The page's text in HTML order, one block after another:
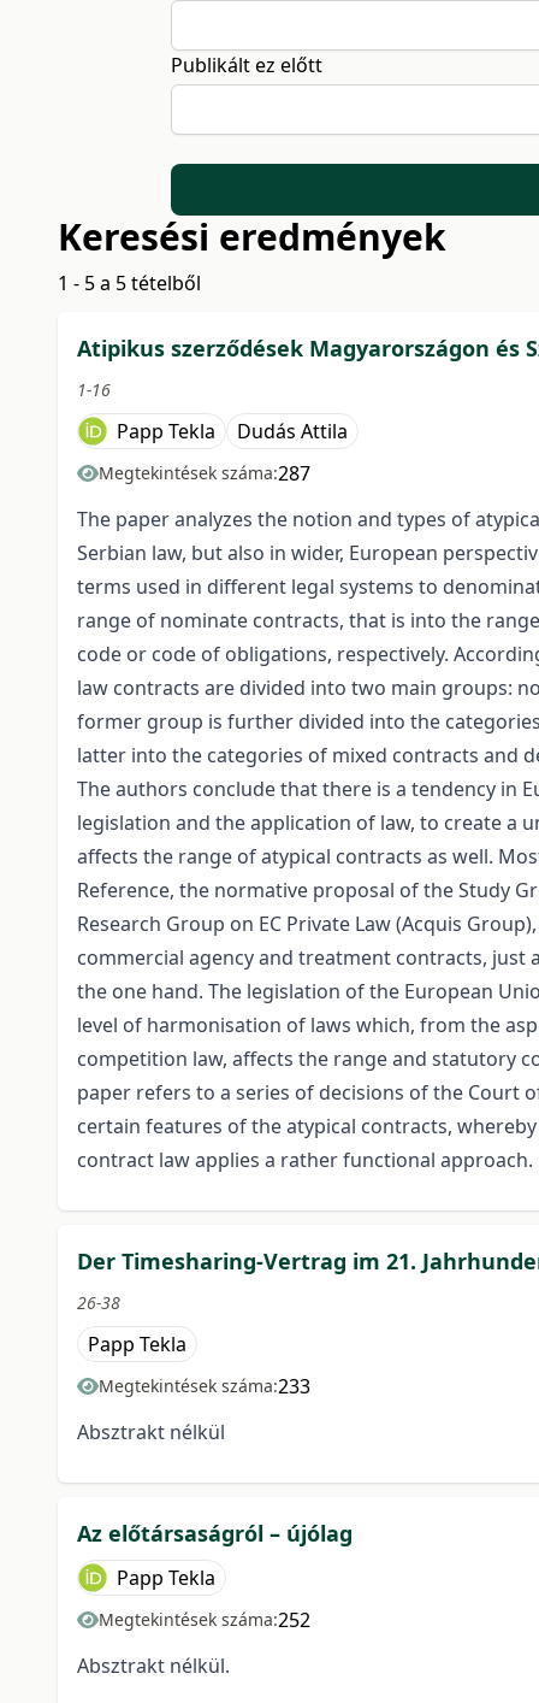
Publikált ez előtt
Keresési eredmények
1 - 5 a 5 tételből
Atipikus szerződések Magyarországon és
1-16
Papp Tekla Dudás Attila
Megtekintések száma:287
The paper analyzes the notion and types of
Serbian law, but also in wider, European
terms used in different legal systems to
range of nominate contracts, that is into the
code or code of obligations, respectively.
law contracts are divided into two main groups:
former group is further divided into the
latter into the categories of mixed contracts and
The authors conclude that there is a tendency in
legislation and the application of law, to create a
affects the range of atypical contracts as well.
Reference, the normative proposal of the Study
Research Group on EC Private Law (Acquis
commercial agency and treatment contracts, just
the one hand. The legislation of the European
level of harmonisation of laws which, from the
competition law, affects the range and statutory
paper refers to a series of decisions of the Court
certain features of the atypical contracts,
contract law applies a rather functional approach.
Der Timesharing-Vertrag im 21.
26-38
Papp Tekla
Megtekintések száma:233
Absztrakt nélkül
Az előtársaságról – újólag
Papp Tekla
Megtekintések száma:252
Absztrakt nélkül.